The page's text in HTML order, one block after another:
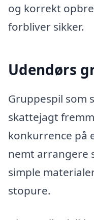
og korrekt
forbliver sikker.
Udendørs
Gruppespil som
skattejagt
konkurrence på
nemt arrangere
simple
stopure.